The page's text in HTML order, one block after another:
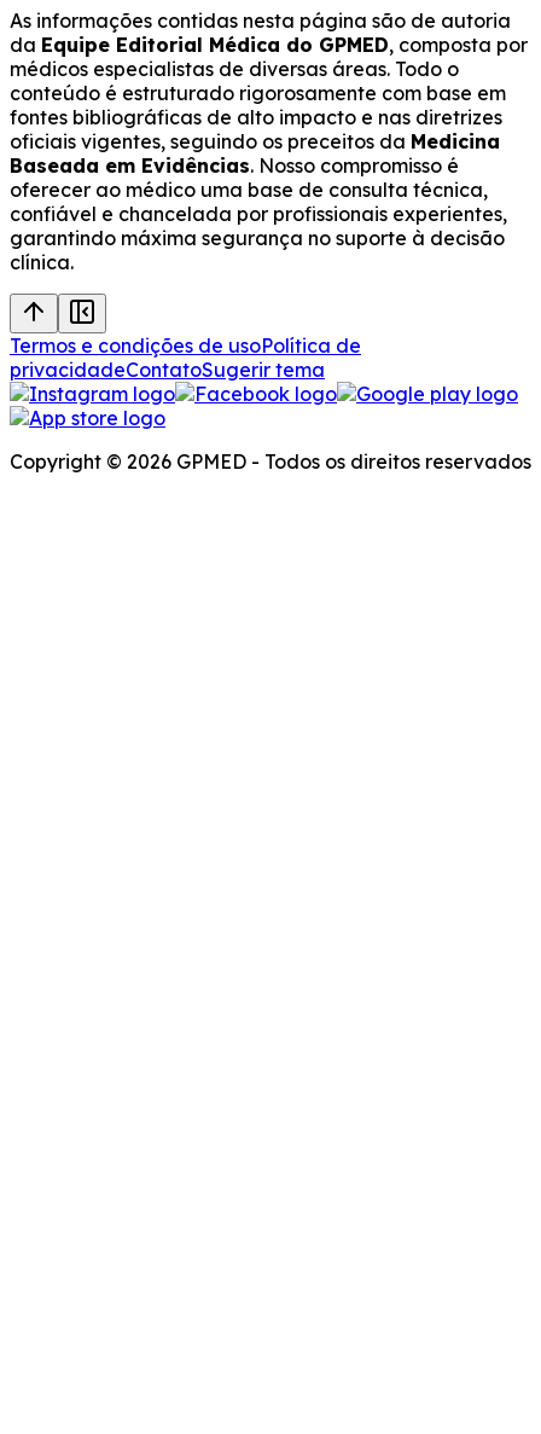
As informações contidas nesta página são de autoria
da Equipe Editorial Médica do GPMED, composta por
médicos especialistas de diversas áreas. Todo o
conteúdo é estruturado rigorosamente com base em
fontes bibliográficas de alto impacto e nas diretrizes
oficiais vigentes, seguindo os preceitos da Medicina
Baseada em Evidências. Nosso compromisso é
oferecer ao médico uma base de consulta técnica,
confiável e chancelada por profissionais experientes,
garantindo máxima segurança no suporte à decisão
clínica.
Termos e condições de usoPolítica de
privacidadeContatoSugerir tema
Copyright © 2026 GPMED - Todos os direitos reservados